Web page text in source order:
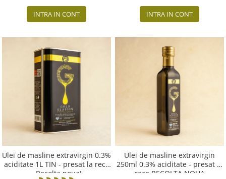
INTRA IN CONT INTRA IN CONT
Ulei de masline extravirgin 0.3%
aciditate 1L TIN - presat la rece
- Recolta noua!
Ulei de masline extravirgin
250ml 0.3% aciditate - presat la
rece RECOLTA NOUA